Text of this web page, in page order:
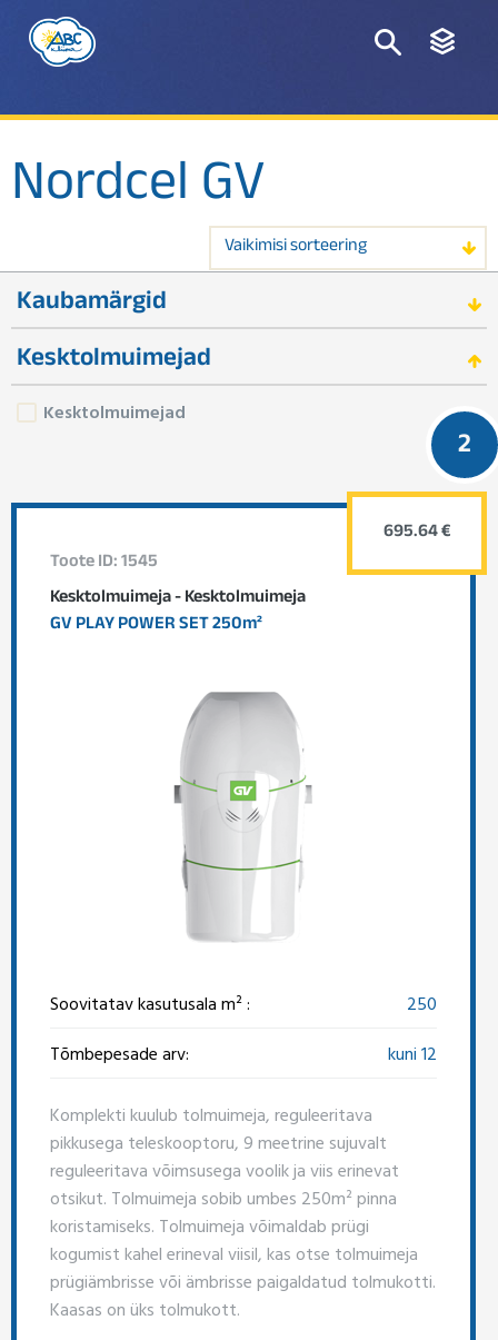
Nordcel GV
Vaikimisi sorteering
Kaubamärgid
Kesktolmuimejad
Kesktolmuimejad
2
Toote ID: 1545
Kesktolmuimeja - Kesktolmuimeja
GV PLAY POWER SET 250m²
Soovitatav kasutusala m² :
250
Tõmbepesade arv:
kuni 12
Komplekti kuulub tolmuimeja, reguleeritava
pikkusega teleskooptoru, 9 meetrine sujuvalt
reguleeritava võimsusega voolik ja viis erinevat
otsikut. Tolmuimeja sobib umbes 250m² pinna
koristamiseks. Tolmuimeja võimaldab prügi
kogumist kahel erineval viisil, kas otse tolmuimeja
prügiämbrisse või ämbrisse paigaldatud tolmukotti.
Kaasas on üks tolmukott.
695.64 €